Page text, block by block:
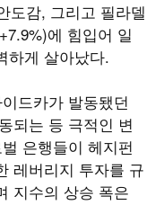
도감, 그리고 필라델
에 힘입어 일
하게 살아났다.
드카가 발동됐던
되는 등 극적인 변
은행들이 헤지펀
레버리지 투자를 규
지수의 상승 폭은